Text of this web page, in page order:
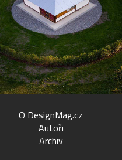
O DesignMag.cz
Autoři
Archiv